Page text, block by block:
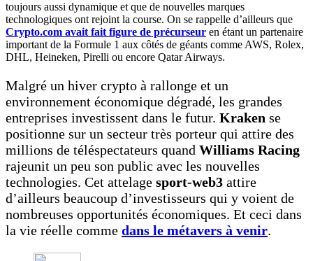
toujours aussi dynamique et que de nouvelles marques
technologiques ont rejoint la course. On se rappelle d’ailleurs que
Crypto.com avait fait figure de précurseur en étant un partenaire
important de la Formule 1 aux côtés de géants comme AWS, Rolex,
DHL, Heineken, Pirelli ou encore Qatar Airways.
Malgré un hiver crypto à rallonge et un
environnement économique dégradé, les grandes
entreprises investissent dans le futur. Kraken se
positionne sur un secteur très porteur qui attire des
millions de téléspectateurs quand Williams Racing
rajeunit un peu son public avec les nouvelles
technologies. Cet attelage sport-web3 attire
d’ailleurs beaucoup d’investisseurs qui y voient de
nombreuses opportunités économiques. Et ceci dans
la vie réelle comme dans le métavers à venir.